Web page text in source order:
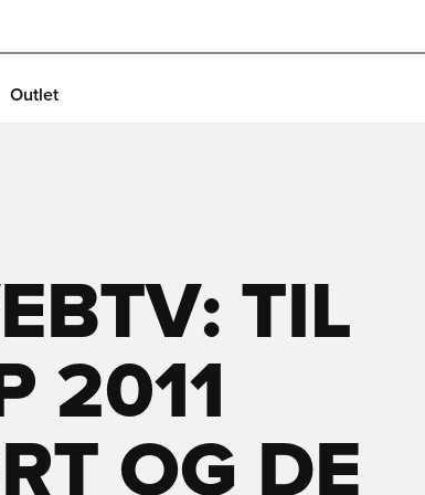
Outlet
TIL
2011
OG DE